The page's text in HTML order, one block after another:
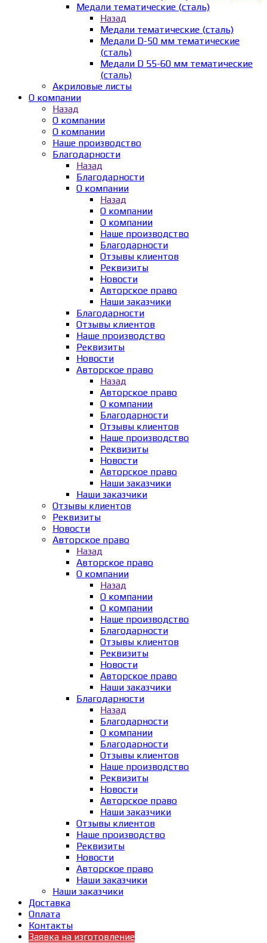
Медали тематические (сталь)
Назад
Медали тематические (сталь)
Медали D-50 мм тематические
(сталь)
Медали D 55-60 мм тематические
(сталь)
Акриловые листы
О компании
Назад
О компании
О компании
Наше производство
Благодарности
Назад
Благодарности
О компании
Назад
О компании
О компании
Наше производство
Благодарности
Отзывы клиентов
Реквизиты
Новости
Авторское право
Наши заказчики
Благодарности
Отзывы клиентов
Наше производство
Реквизиты
Новости
Авторское право
Назад
Авторское право
О компании
Благодарности
Отзывы клиентов
Наше производство
Реквизиты
Новости
Авторское право
Наши заказчики
Наши заказчики
Отзывы клиентов
Реквизиты
Новости
Авторское право
Назад
Авторское право
О компании
Назад
О компании
О компании
Наше производство
Благодарности
Отзывы клиентов
Реквизиты
Новости
Авторское право
Наши заказчики
Благодарности
Назад
Благодарности
О компании
Благодарности
Отзывы клиентов
Наше производство
Реквизиты
Новости
Авторское право
Наши заказчики
Отзывы клиентов
Наше производство
Реквизиты
Новости
Авторское право
Наши заказчики
Наши заказчики
Доставка
Оплата
Контакты
Заявка на изготовление